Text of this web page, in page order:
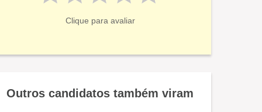
Clique para avaliar
Outros candidatos também viram